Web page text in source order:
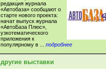
редакция журнала
«Автобаза» сообщают о
старте нового проекта:
начат выпуск журнала
«АвтоБаза Плюс»,
узкотематического
приложения к
популярному в ... подробнее
другие выставки